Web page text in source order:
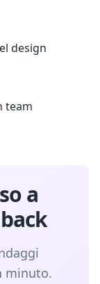
design
team
a
minuto.